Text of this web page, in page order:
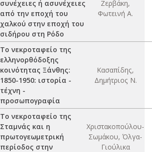
συνέχειες ή ασυνέχειες
από την εποχή του
χαλκού στην εποχή του
σιδήρου στη Ρόδο
Ζερβάκη,
Φωτεινή Α.
Το νεκροταφείο της
ελληνορθόδοξης
κοινότητας Ξάνθης:
1850-1950: ιστορία -
τέχνη -
προσωπογραφία
Κασαπίδης,
Δημήτριος Ν.
Το νεκροταφείο της
Σταμνάς και η
πρωτογεωμετρική
περίοδος στην
Χριστακοπούλου-
Σωμάκου, Όλγα-
Γιούλικα